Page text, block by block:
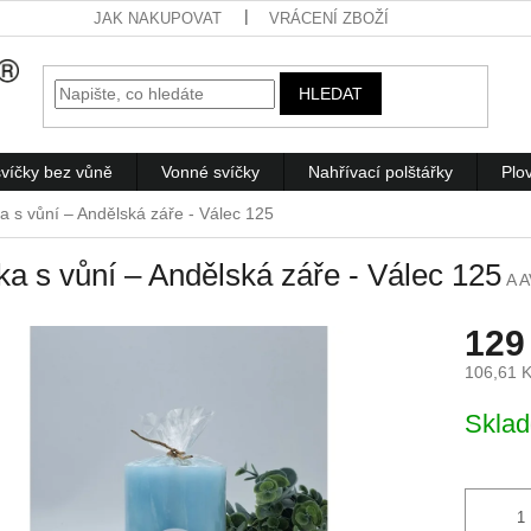
JAK NAKUPOVAT VRÁCENÍ ZBOŽÍ
HLEDAT
bez vůně Vonné svíčky Nahřívací polštářky
s vůní – Andělská záře - Válec 125
s vůní – Andělská záře - Válec 125 A
106,61
cena: